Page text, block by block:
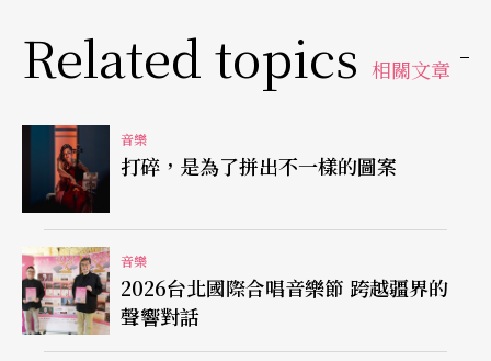
「我心中的神話故事，應該要氣勢磅礡合於人性，
而又…超越時空！」李泰祥最新創作《情．奔》，
期望表現的是這樣的企圖心。他說，后羿射日跟嫦
娥奔月，是陪伴他整個童年時光的故事，其中的浪
漫情節，讓他至今仍然羨慕不已。而洛神與曹植這
對才子佳人的無法結合，則是令他痛惜。不滿於這
個愛情故事的結局，李泰祥將這兩則故事重新打
造，成為一個合於願望的神話故事。此外，另一個
Related topics 相關文章
音樂
打碎，是為了拼出不一樣的圖案
音樂
2026台北國際合唱音樂節 跨越疆界的
聲響對話